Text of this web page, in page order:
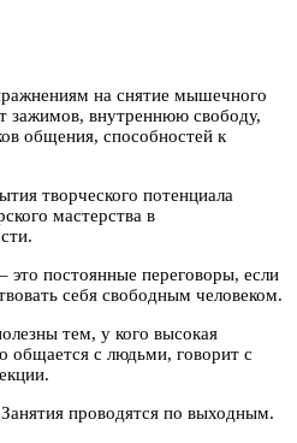
на снятие мышечного
зажимов, внутреннюю свободу,
общения, способностей к
творческого потенциала
мастерства в
постоянные переговоры, если
себя свободным человеком.
тем, у кого высокая
общается с людьми, говорит с
проводятся по выходным.